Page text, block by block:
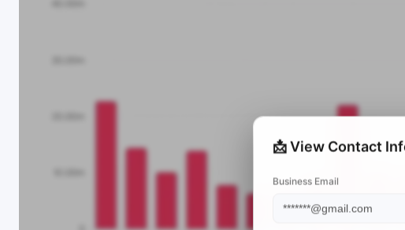
📩 View Contact
Business Email